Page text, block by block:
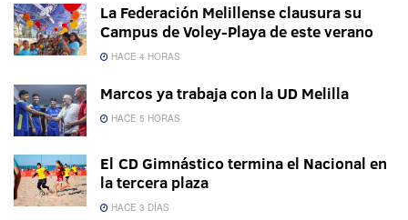
La Federación Melillense clausura su
Campus de Voley-Playa de este verano
HACE 4 HORAS
Marcos ya trabaja con la UD Melilla
HACE 5 HORAS
El CD Gimnástico termina el Nacional en
la tercera plaza
HACE 3 DÍAS